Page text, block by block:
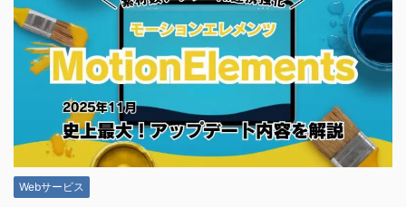
Webサービス